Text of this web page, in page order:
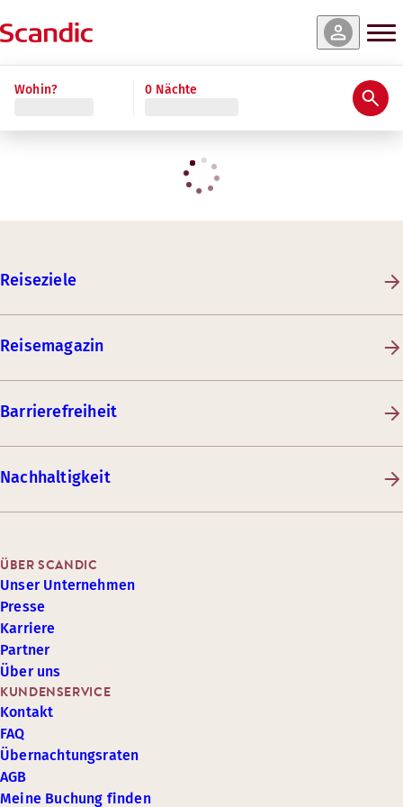
Wohin? 0 Nächte
Reiseziele
Reisemagazin
Barrierefreiheit
Nachhaltigkeit
KUNDENSERVICE
Kontakt
FAQ
Übernachtungsraten
AGB
Meine Buchung finden
ÜBER SCANDIC
Unser Unternehmen
Presse
Karriere
Partner
Über uns